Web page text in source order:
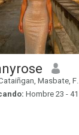
Masbate, Filipinas
Hombre 23 - 41